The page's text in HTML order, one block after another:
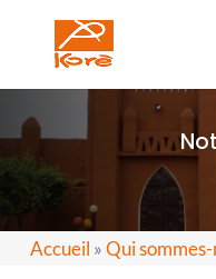
Accueil »Qui sommes-